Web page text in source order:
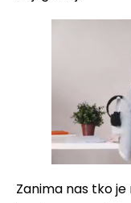
Zanima nas tko